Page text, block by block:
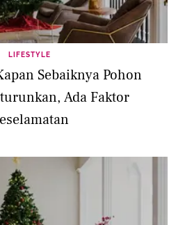
LIFESTYLE
Sebaiknya Pohon
Ada Faktor